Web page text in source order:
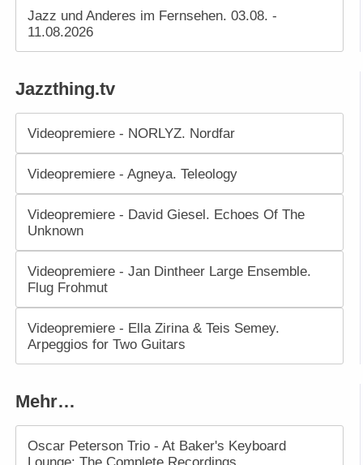
Jazz und Anderes im Fernsehen. 03.08. -
11.08.2026
Jazzthing.tv
Videopremiere - NORLYZ. Nordfar
Videopremiere - Agneya. Teleology
Videopremiere - David Giesel. Echoes Of The
Unknown
Videopremiere - Jan Dintheer Large Ensemble.
Flug Frohmut
Videopremiere - Ella Zirina & Teis Semey.
Arpeggios for Two Guitars
Mehr…
Oscar Peterson Trio - At Baker's Keyboard